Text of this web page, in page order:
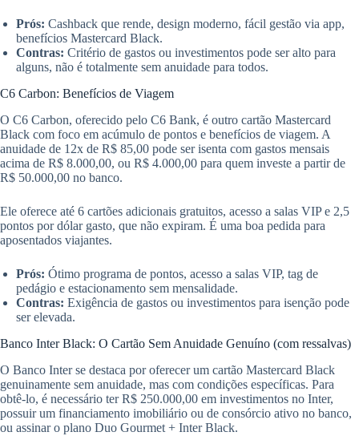
Prós: Cashback que rende, design moderno, fácil gestão via app,
benefícios Mastercard Black.
Contras: Critério de gastos ou investimentos pode ser alto para
alguns, não é totalmente sem anuidade para todos.
C6 Carbon: Benefícios de Viagem
O C6 Carbon, oferecido pelo C6 Bank, é outro cartão Mastercard
Black com foco em acúmulo de pontos e benefícios de viagem. A
anuidade de 12x de R$ 85,00 pode ser isenta com gastos mensais
acima de R$ 8.000,00, ou R$ 4.000,00 para quem investe a partir de
R$ 50.000,00 no banco.
Ele oferece até 6 cartões adicionais gratuitos, acesso a salas VIP e 2,5
pontos por dólar gasto, que não expiram. É uma boa pedida para
aposentados viajantes.
Prós: Ótimo programa de pontos, acesso a salas VIP, tag de
pedágio e estacionamento sem mensalidade.
Contras: Exigência de gastos ou investimentos para isenção pode
ser elevada.
Banco Inter Black: O Cartão Sem Anuidade Genuíno (com ressalvas)
O Banco Inter se destaca por oferecer um cartão Mastercard Black
genuinamente sem anuidade, mas com condições específicas. Para
obtê-lo, é necessário ter R$ 250.000,00 em investimentos no Inter,
possuir um financiamento imobiliário ou de consórcio ativo no banco,
ou assinar o plano Duo Gourmet + Inter Black.